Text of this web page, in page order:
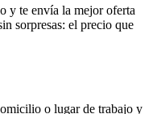
y te envía la mejor oferta
sorpresas: el precio que
o lugar de trabajo y